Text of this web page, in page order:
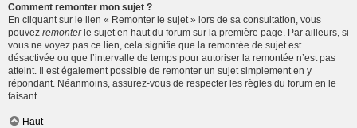
Comment remonter mon sujet ?
En cliquant sur le lien « Remonter le sujet » lors de sa consultation, vous
pouvez remonterle sujet en haut du forum sur la première page. Par ailleurs, si
vous ne voyez pas ce lien, cela signifie que la remontée de sujet est
désactivée ou que l’intervalle de temps pour autoriser la remontée n’est pas
atteint. Il est également possible de remonter un sujet simplement en y
répondant. Néanmoins, assurez-vous de respecter les règles du forum en le
faisant.
Haut